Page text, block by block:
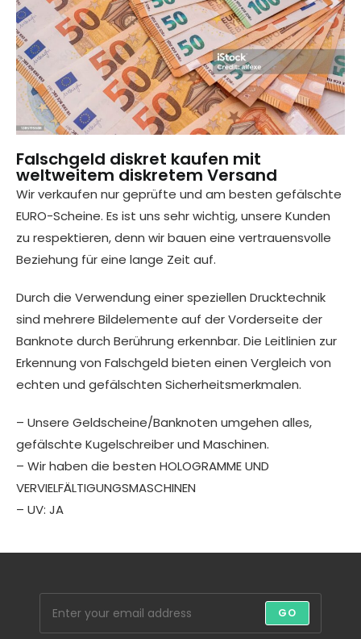
Falschgeld diskret kaufen mit
weltweitem diskretem Versand
Wir verkaufen nur geprüfte und am besten gefälschte
EURO-Scheine. Es ist uns sehr wichtig, unsere Kunden
zu respektieren, denn wir bauen eine vertrauensvolle
Beziehung für eine lange Zeit auf.
Durch die Verwendung einer speziellen Drucktechnik
sind mehrere Bildelemente auf der Vorderseite der
Banknote durch Berührung erkennbar. Die Leitlinien zur
Erkennung von Falschgeld bieten einen Vergleich von
echten und gefälschten Sicherheitsmerkmalen.
– Unsere Geldscheine/Banknoten umgehen alles,
gefälschte Kugelschreiber und Maschinen.
– Wir haben die besten HOLOGRAMME UND
VERVIELFÄLTIGUNGSMASCHINEN
– UV: JA
GO